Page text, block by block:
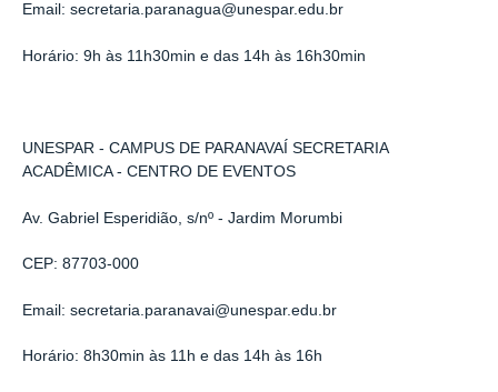
Email: secretaria.paranagua@unespar.edu.br
Horário: 9h às 11h30min e das 14h às 16h30min
UNESPAR - CAMPUS DE PARANAVAÍ SECRETARIA
ACADÊMICA - CENTRO DE EVENTOS
Av. Gabriel Esperidião, s/nº - Jardim Morumbi
CEP: 87703-000
Email: secretaria.paranavai@unespar.edu.br
Horário: 8h30min às 11h e das 14h às 16h